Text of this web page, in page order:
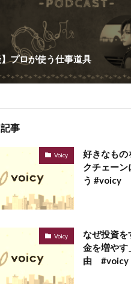
】プロが使う仕事道具
事
Voicy
好きなもの
クチェーン
う #voicy
Voicy
なぜ投資を
金を増やす
由 #voicy